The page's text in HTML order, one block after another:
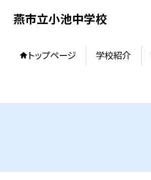
燕市立小池中学校
トップページ 学校紹介